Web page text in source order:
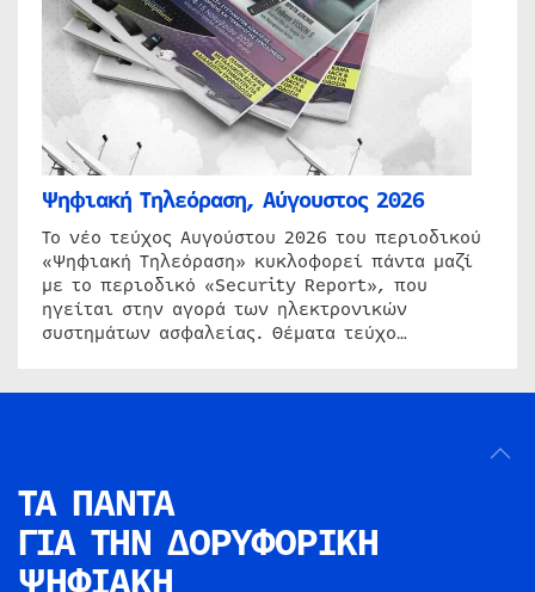
Ψηφιακή Τηλεόραση, Αύγουστος 2026
Το νέο τεύχος Αυγούστου 2026 του περιοδικού
«Ψηφιακή Τηλεόραση» κυκλοφορεί πάντα μαζί
με το περιοδικό «Security Report», που
ηγείται στην αγορά των ηλεκτρονικών
συστημάτων ασφαλείας. Θέματα τεύχο…
ΤΑ ΠΑΝΤΑ
ΓΙΑ ΤΗΝ ΔΟΡΥΦΟΡΙΚΗ